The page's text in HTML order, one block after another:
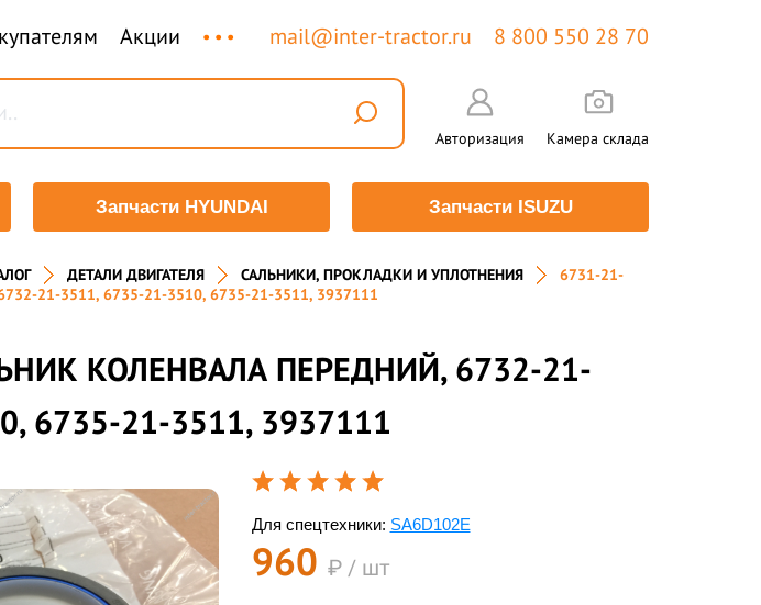
Акции ... mail@inter-tractor.ru 8 800 550 28 70
Авторизация Камера склада
Запчасти HYUNDAI Запчасти ISUZU
ДЕТАЛИ ДВИГАТЕЛЯ САЛЬНИКИ, ПРОКЛАДКИ И УПЛОТНЕНИЯ
6731-21-
21-3511, 6735-21-3510, 6735-21-3511, 3937111
КОЛЕНВАЛА ПЕРЕДНИЙ, 6732-21-
6735-21-3511, 3937111
Для спецтехники: SA6D102E
960 ₽ / шт